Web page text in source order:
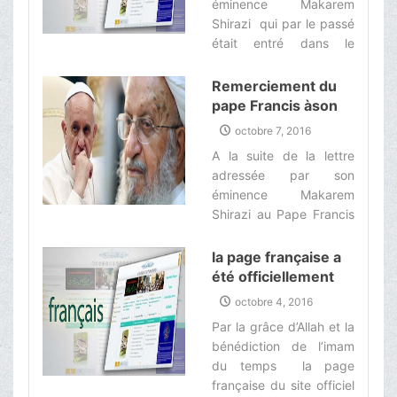
apparition solennelle –
àqui j’exprime tous mes
hommages, tout en
de vous accorder
longévité et vous
protéger pour veiller sur
famille de Mohammad
(ç) partout dans le
monde.‌
éminence Makarem
Shirazi qui par le passé
était entré dans le
audiovisuels a jugé
opportun de lancer un
page multimédia
spécialisée‌
Remerciement du
pape Francis àson
Eminence l’Ayatollah
octobre 7, 2016
A la suite de la lettre
adressée par son
éminence Makarem
Shirazi au Pape Francis
Catholiques du monde,
le Vatican a réagi pareil
àtravers une lettre
officielle confidentielle
dans laquelle il remercie
son éminence Makarem
Shirazi.‌
la page française a
été officiellement
lancée
octobre 4, 2016
Par la grâce d’Allah et la
bénédiction de l’imam
du temps la page
française du site officiel